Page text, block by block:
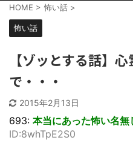
HOME > 怖い話 >
怖い話
【ゾッとする話】
で・・・
2015年2月13日
693: 本当にあった怖い名無
ID:8whTpE2S0